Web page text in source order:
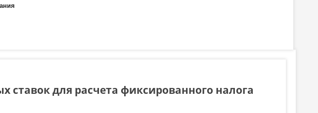
для расчета фиксированного налога